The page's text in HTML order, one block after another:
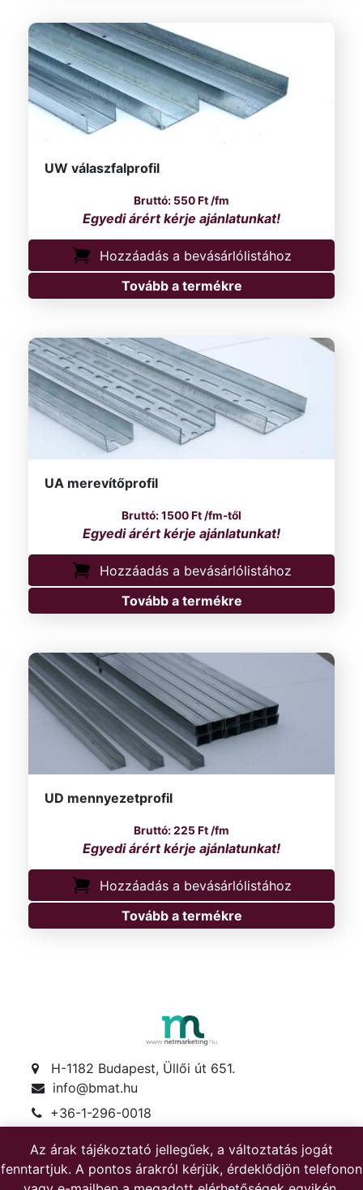
Az árak tájékoztató jellegűek, a változtatás jogát
fenntartjuk. A pontos árakról kérjük, érdeklődjön telefonon
UW válaszfalprofil
550Ft /fm
Hozzáadás a bevásárlólistához
Tovább a termékre
UA merevítőprofil
1500Ft /fm-től
Hozzáadás a bevásárlólistához
Tovább a termékre
UD mennyezetprofil
225Ft /fm
Hozzáadás a bevásárlólistához
Tovább a termékre
H-1182 Budapest, Üllői út 651.
info@bmat.hu
+36-1-296-0018
+36-30-622-1719
Hétfő-péntek: 8-17
Szombat: 8-12